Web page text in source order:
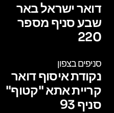
דואר ישראל באר
שבע סניף מספר
220
סניפים בצפון
נקודת איסוף דואר
קריית אתא "קטוף"
סניף 93